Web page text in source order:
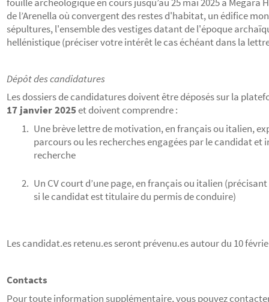
de l’Arenella où convergent des restes d'habitat, un édifice
sépultures, l'ensemble des vestiges datant de l'époque
hellénistique (préciser votre intérêt le cas échéant dans la
Dépôt des candidatures
Les dossiers de candidatures doivent être déposés sur la
17 janvier 2025et doivent comprendre :
Une brève lettre de motivation, en français ou italien,
parcours ou les recherches engagées par le candidat
recherche
Un CV court d’une page, en français ou italien
si le candidat est titulaire du permis de conduire)
Les candidat.es retenu.es seront prévenu.es autour du 10
Contacts
Pour toute information supplémentaire, vous pouvez